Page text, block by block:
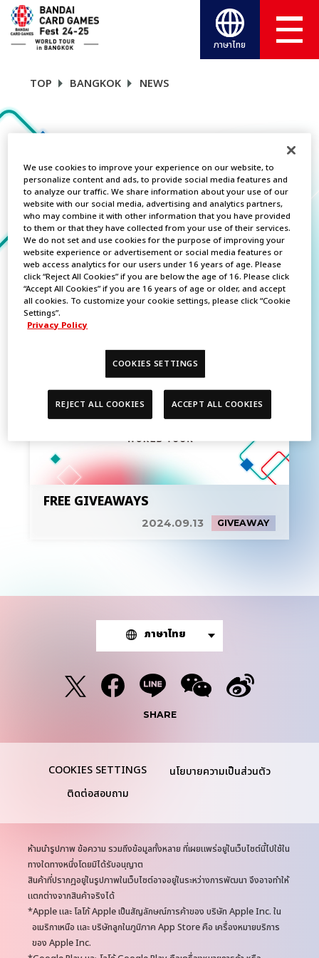
ภาษาไทย
TOP BANGKOK NEWS
CATEGORY
FREE GIVEAWAY
TITLES
BATTLE SPIRITS
FREE GIVEAWAYS
2024.09.13 GIVEAWAY
ภาษาไทย
SHARE
นโยบายความเป็นส่วนตัว
ติดต่อสอบถาม
N
o
t
e
s
ห้ามนำรูปภาพ ข้อความ รวมถึงข้อมูลทั้งหลาย ที่เผยแพร่อยู่ในเว็บไซต์นี้ไปใช้ใน
ทางใดทางหนึ่งโดยมิได้รับอนุญาต
สินค้าที่ปรากฎอยู่ในรูปภาพในเว็บไซต์อาจอยู่ในระหว่างการพัฒนา จึงอาจทำให้
แตกต่างจากสินค้าจริงได้
Apple และ โลโก้ Apple เป็นสัญลักษณ์การค้าของ บริษัท Apple Inc. ใน
อเมริกาเหนือ และ บริษัทลูกในภูมิภาค App Store คือ เครื่องหมายบริการ
ของ Apple Inc.
We use cookies to improve your experience on our website, to
personalize content and ads, to provide social media features and
to analyze our traffic. We share information about your use of our
website with our social media, advertising and analytics partners,
who may combine it with other information that you have provided
to them or that they have collected from your use of their services.
We do not set and use cookies for the purpose of improving your
website experience or advertisement or social media features or
web access analytics for our users under 16 years of age. Please
click “Reject All Cookies” if you are below the age of 16. Please click
“Accept All Cookies” if you are 16 years of age or older, and accept
all cookies. To customize your cookie settings, please click “Cookie
Settings”.
Privacy Policy
COOKIES SETTINGS
REJECT ALL COOKIES ACCEPT ALL COOKIES